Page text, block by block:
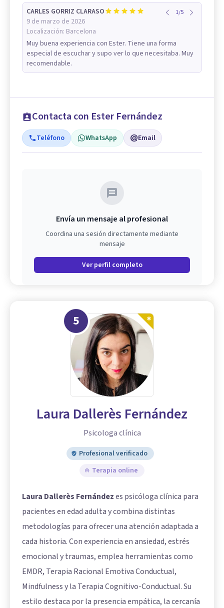
CARLES GORRIZ CLARASO
9 de marzo de 2026
Localización: Barcelona
1/5
Muy buena experiencia con Ester. Tiene una forma
especial de escuchar y supo ver lo que necesitaba. Muy
recomendable.
Contacta con Ester Fernández
Teléfono WhatsApp Email
Envía un mensaje al profesional
Coordina una sesión directamente mediante
mensaje
Ver perfil completo
5
Laura Dallerès Fernández
Psicologa clínica
Profesional verificado
Terapia online
Laura Dallerès Fernándezes psicóloga clínica para
pacientes en edad adulta y combina distintas
metodologías para ofrecer una atención adaptada a
cada historia. Con experiencia en ansiedad, estrés
emocional y traumas, emplea herramientas como
EMDR, Terapia Racional Emotiva Conductual,
Mindfulness y la Terapia Cognitivo-Conductual. Su
estilo destaca por la presencia empática, la cercanía